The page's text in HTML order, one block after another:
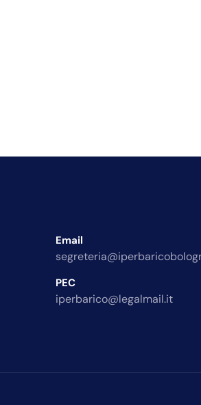
Email
PEC
iperbarico@legalmail.it